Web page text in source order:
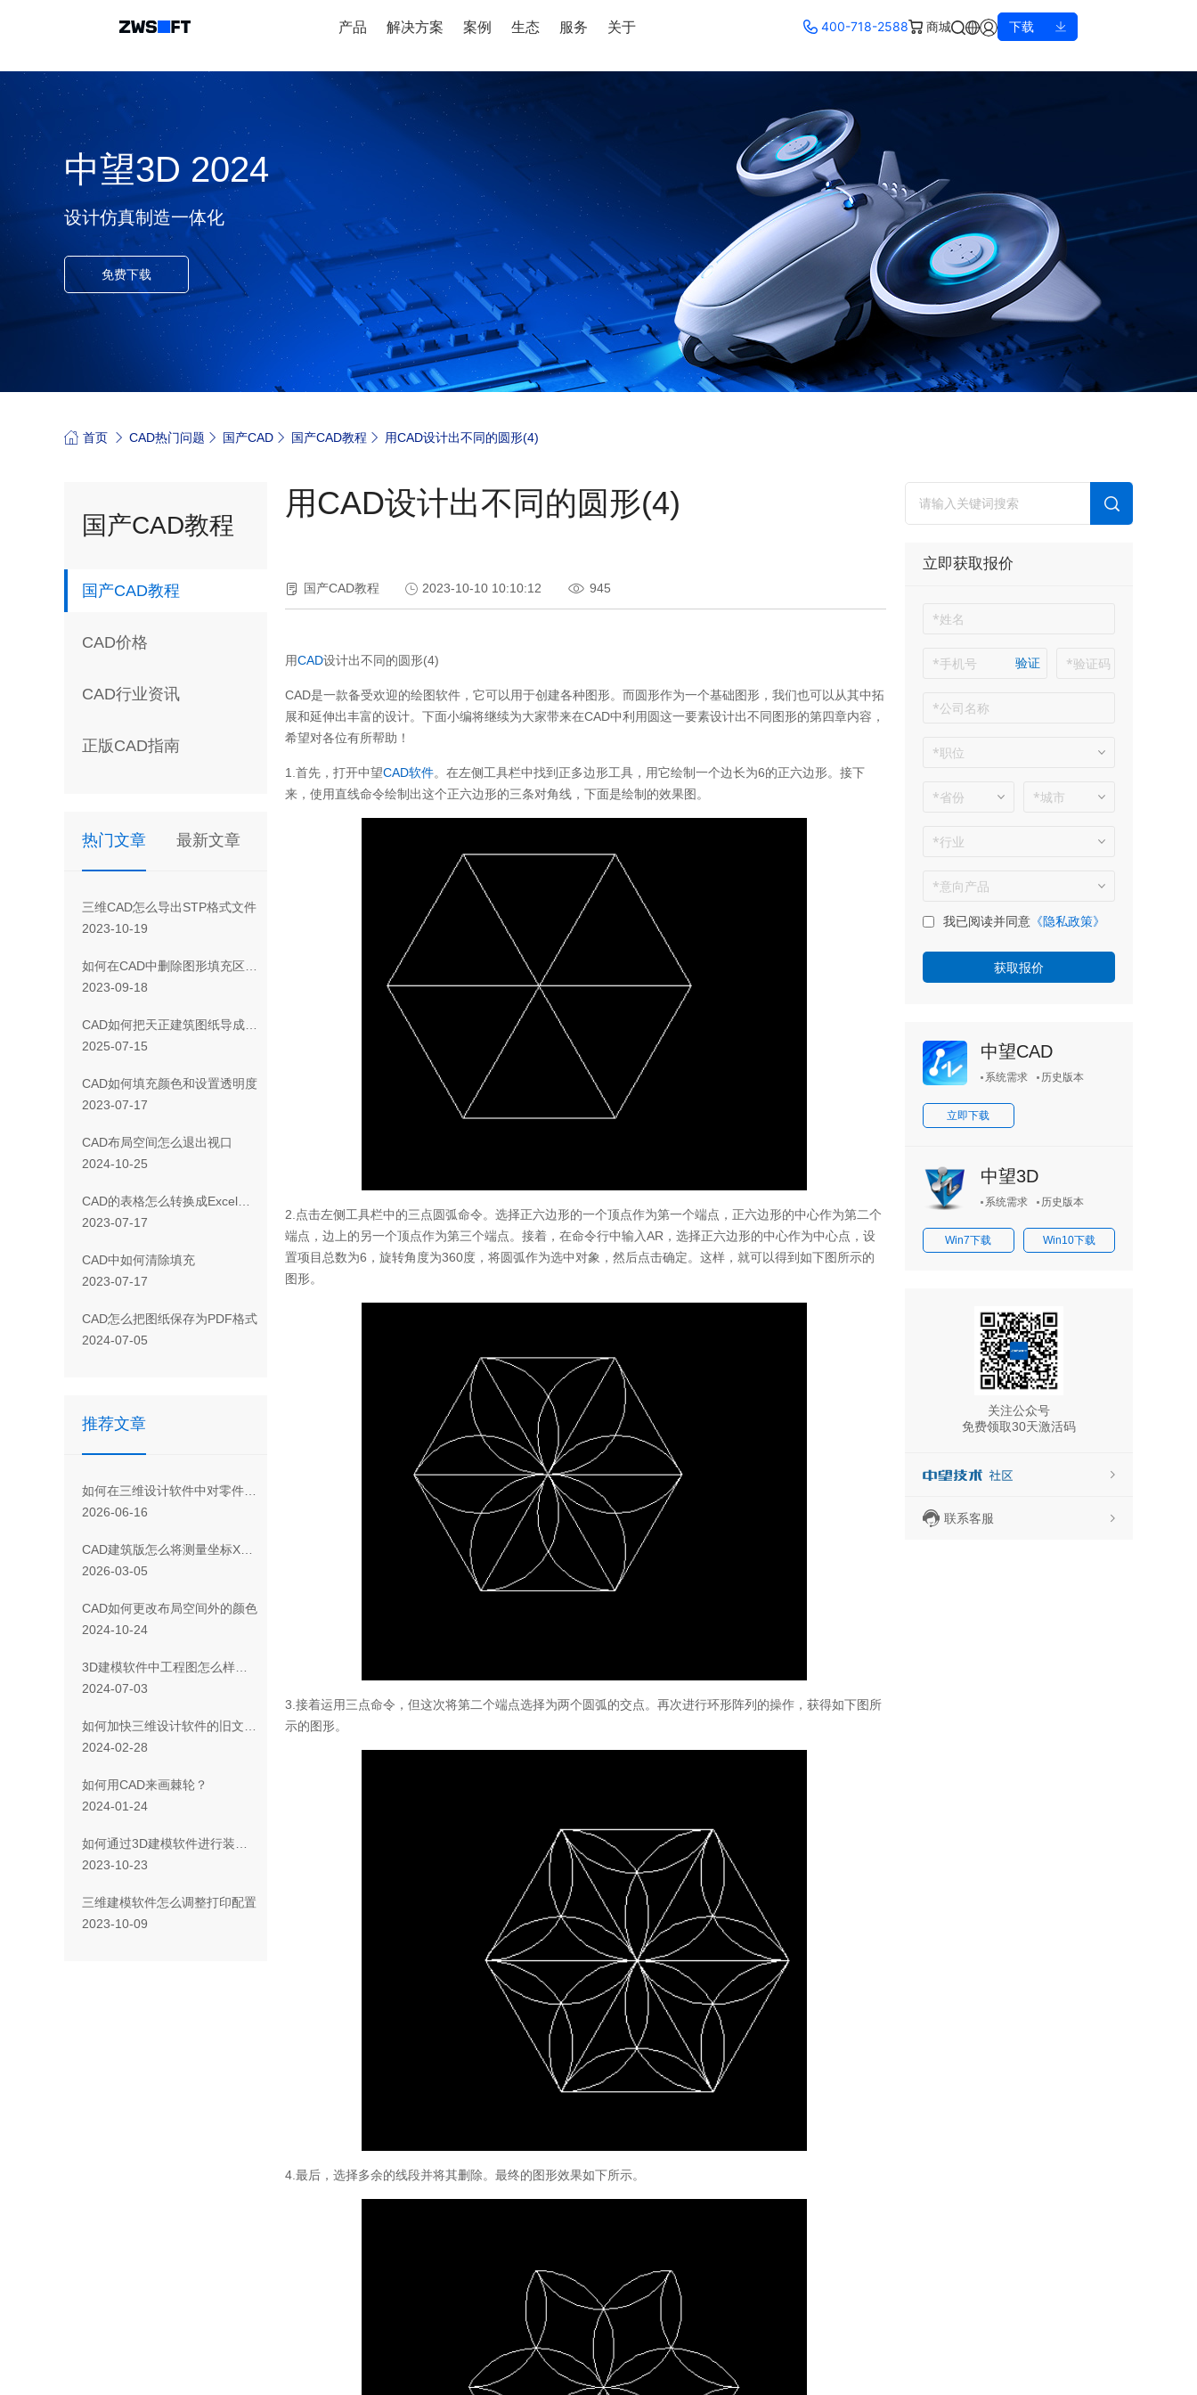
产品 解决方案 案例 生态 服务 关于 400-718-2588 商城 下载
中望3D 2024
设计仿真制造一体化
免费下载
首页 CAD热门问题 国产CAD 国产CAD教程 用CAD设计出不同的圆形(4)
国产CAD教程
国产CAD教程
CAD价格
CAD行业资讯
正版CAD指南
热门文章 最新文章
三维CAD怎么导出STP格式文件
2023-10-19
如何在CAD中删除图形填充区域的一部分
2023-09-18
CAD如何把天正建筑图纸导成天正T3/T8/T9格式版本
2025-07-15
CAD如何填充颜色和设置透明度
2023-07-17
CAD布局空间怎么退出视口
2024-10-25
CAD 的表格怎么转换成Excel表格
2023-07-17
CAD 中如何清除填充
2023-07-17
CAD怎么把图纸保存为PDF格式
2024-07-05
推荐文章
如何在三维设计软件中对零件进行高度分析？
2026-06-16
CAD建筑版怎么将测量坐标XY设置成施工坐标AB的形式
2026-03-05
CAD如何更改布局空间外的颜色
2024-10-24
3D建模软件中工程图怎么样通过一个视图生成剖切视图？
2024-07-03
如何加快三维设计软件的旧文件中静态几何线框数据的重生成？
2024-02-28
如何用CAD来画棘轮？
2024-01-24
如何通过3D建模软件进行装配完成的标准件的更换
2023-10-23
三维建模软件怎么调整打印配置
2023-10-09
用CAD设计出不同的圆形(4)
国产CAD教程 2023-10-10 10:10:12 945
用CAD设计出不同的圆形(4)
CAD是一款备受欢迎的绘图软件，它可以用于创建各种图形。而圆形作为一个基础图形，我们也可以从其中拓
展和延伸出丰富的设计。下面小编将继续为大家带来在CAD中利用圆这一要素设计出不同图形的第四章内容，
希望对各位有所帮助！
1.首先，打开中望CAD软件。在左侧工具栏中找到正多边形工具，用它绘制一个边长为6的正六边形。接下
来，使用直线命令绘制出这个正六边形的三条对角线，下面是绘制的效果图。
2.点击左侧工具栏中的三点圆弧命令。选择正六边形的一个顶点作为第一个端点，正六边形的中心作为第二个
端点，边上的另一个顶点作为第三个端点。接着，在命令行中输入AR，选择正六边形的中心作为中心点，设
置项目总数为6，旋转角度为360度，将圆弧作为选中对象，然后点击确定。这样，就可以得到如下图所示的
图形。
3.接着运用三点命令，但这次将第二个端点选择为两个圆弧的交点。再次进行环形阵列的操作，获得如下图所
示的图形。
4.最后，选择多余的线段并将其删除。最终的图形效果如下所示。
立即获取报价
验证
我已阅读并同意 《隐私政策》
中望CAD
系统需求 历史版本
立即下载
中望3D
系统需求 历史版本
Win7下载 Win10下载
关注公众号
免费领取30天激活码
联系客服